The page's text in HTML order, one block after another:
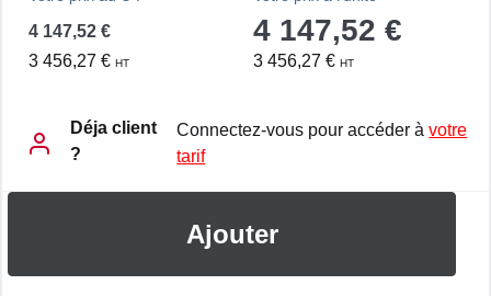
4 147,52 €
3 456,27 € HT
4 147,52 €
3 456,27 € HT
Déja client
?
Connectez-vous pour accéder àvotre
tarif
Ajouter